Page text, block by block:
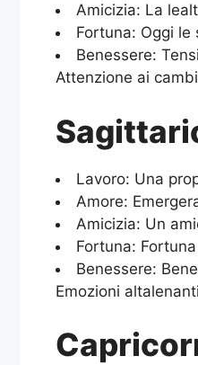
Amicizia: La
Fortuna: Oggi
Benessere:
Attenzione ai
Lavoro: Una
Amore:
Amicizia: Un
Fortuna:
Benessere:
Emozioni